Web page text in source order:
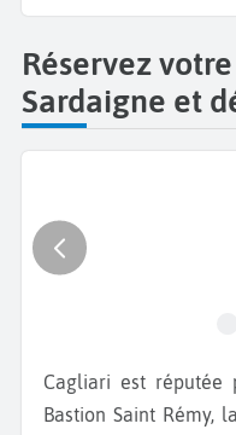
Réservez
Sardaigne et
Cagliari est réputée pour ses monuments dont le
Bastion Saint Rémy,